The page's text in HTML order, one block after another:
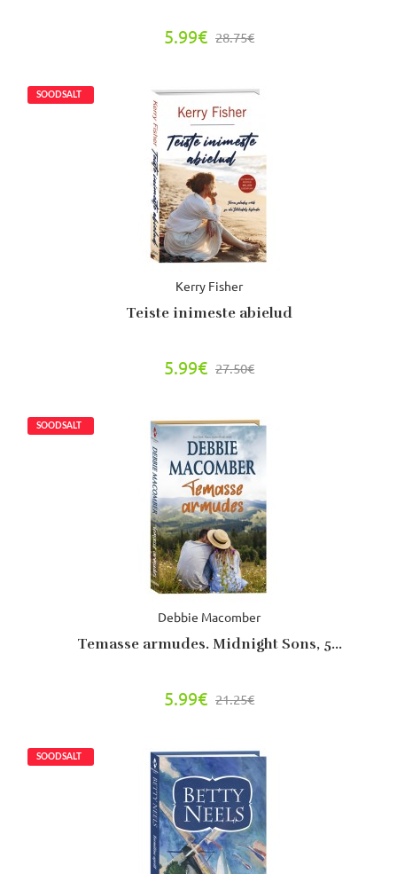
5.99€ 28.75€
Kerry Fisher
Teiste inimeste abielud
5.99€ 27.50€
Debbie Macomber
Temasse armudes. Midnight Sons, 5...
5.99€ 21.25€